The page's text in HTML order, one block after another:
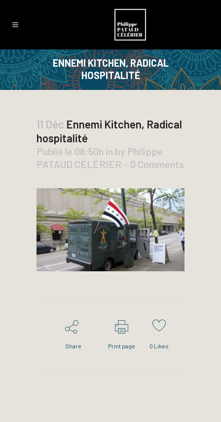
ENNEMI KITCHEN, RADICAL
HOSPITALITÉ
11 Déc Ennemi Kitchen, Radical
hospitalité
Publié le 08:50h in by Philippe
PATAUD CÉLÉRIER
0 Comments
Share Print page 0 Likes